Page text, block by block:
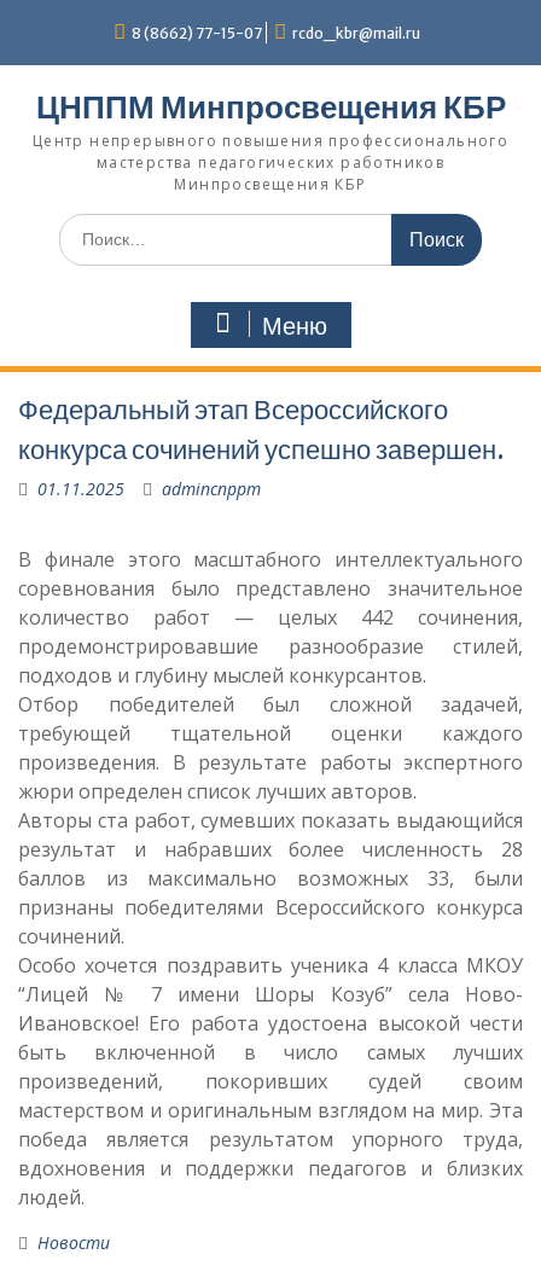
содержимому
8 (8662) 77-15-07 rcdo_kbr@mail.ru
ЦНППМ Минпросвещения КБР
Центр непрерывного повышения профессионального
мастерства педагогических работников
Минпросвещения КБР
Искать:
Меню
Федеральный этап Всероссийского
конкурса сочинений успешно завершен.
01.11.2025 admincnppm
В финале этого масштабного интеллектуального
соревнования было представлено значительное
количество работ — целых 442 сочинения,
продемонстрировавшие разнообразие стилей,
подходов и глубину мыслей конкурсантов.
Отбор победителей был сложной задачей,
требующей тщательной оценки каждого
произведения. В результате работы экспертного
жюри определен список лучших авторов.
Авторы ста работ, сумевших показать выдающийся
результат и набравших более численность 28
баллов из максимально возможных 33, были
признаны победителями Всероссийского конкурса
сочинений.
Особо хочется поздравить ученика 4 класса МКОУ
“Лицей № 7 имени Шоры Козуб” села Ново-
Ивановское! Его работа удостоена высокой чести
быть включенной в число самых лучших
произведений, покоривших судей своим
мастерством и оригинальным взглядом на мир. Эта
победа является результатом упорного труда,
вдохновения и поддержки педагогов и близких
людей.
Новости